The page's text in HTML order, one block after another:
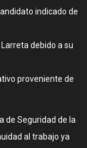
indicado de
debido a su
proveniente de
de Seguridad de la
al trabajo ya